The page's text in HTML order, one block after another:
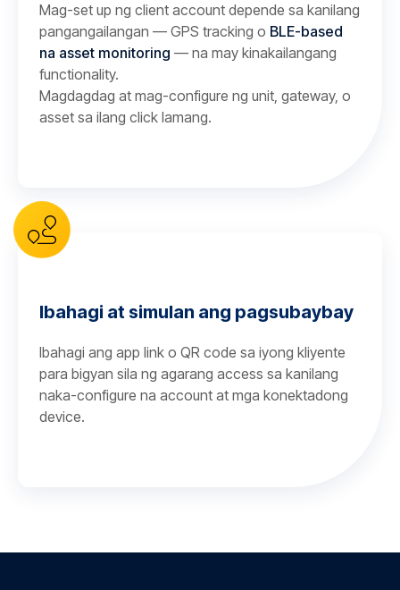
Mag-set up ng client account depende sa kanilang
pangangailangan — GPS tracking o BLE-based
na asset monitoring — na may kinakailangang
functionality.
Magdagdag at mag-configure ng unit, gateway, o
asset sa ilang click lamang.
Ibahagi at simulan ang pagsubaybay
Ibahagi ang app link o QR code sa iyong kliyente
para bigyan sila ng agarang access sa kanilang
naka-configure na account at mga konektadong
device.